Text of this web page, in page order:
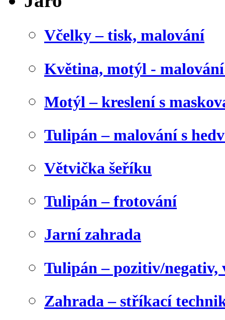
Včelky – tisk, malování
Květina, motýl -
Motýl – kreslení s
Tulipán – malování s
Větvička šeříku
Tulipán – frotování
Jarní zahrada
Tulipán – pozitiv/negativ,
Zahrada – stříkací